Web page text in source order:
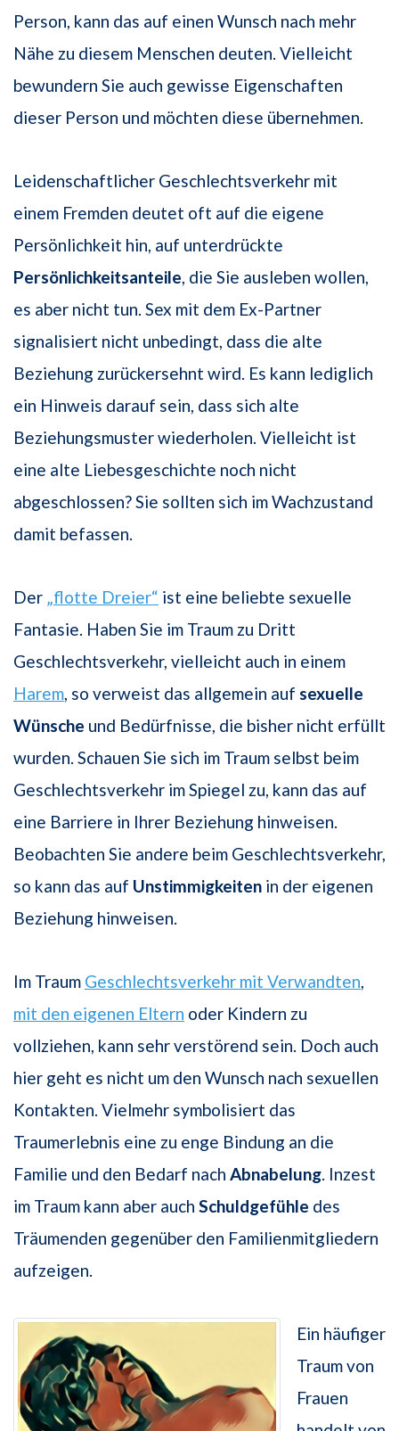
Person, kann das auf einen Wunsch nach mehr
Nähe zu diesem Menschen deuten. Vielleicht
bewundern Sie auch gewisse Eigenschaften
dieser Person und möchten diese übernehmen.
Leidenschaftlicher Geschlechtsverkehr mit
einem Fremden deutet oft auf die eigene
Persönlichkeit hin, auf unterdrückte
Persönlichkeitsanteile , die Sie ausleben wollen,
es aber nicht tun. Sex mit dem Ex-Partner
signalisiert nicht unbedingt, dass die alte
Beziehung zurückersehnt wird. Es kann lediglich
ein Hinweis darauf sein, dass sich alte
Beziehungsmuster wiederholen. Vielleicht ist
eine alte Liebesgeschichte noch nicht
abgeschlossen? Sie sollten sich im Wachzustand
damit befassen.
Der „flotte Dreier“ ist eine beliebte sexuelle
Fantasie. Haben Sie im Traum zu Dritt
Geschlechtsverkehr, vielleicht auch in einem
Harem , so verweist das allgemein auf sexuelle
Wünsche und Bedürfnisse, die bisher nicht erfüllt
wurden. Schauen Sie sich im Traum selbst beim
Geschlechtsverkehr im Spiegel zu, kann das auf
eine Barriere in Ihrer Beziehung hinweisen.
Beobachten Sie andere beim Geschlechtsverkehr,
so kann das auf Unstimmigkeiten in der eigenen
Beziehung hinweisen.
Im Traum Geschlechtsverkehr mit Verwandten
mit den eigenen Eltern oder Kindern zu
vollziehen, kann sehr verstörend sein. Doch auch
hier geht es nicht um den Wunsch nach sexuellen
Kontakten. Vielmehr symbolisiert das
Traumerlebnis eine zu enge Bindung an die
Familie und den Bedarf nach Abnabelung . Inzest
im Traum kann aber auch Schuldgefühle des
Träumenden gegenüber den Familienmitgliedern
aufzeigen.
Ein häufiger
Traum von
Frauen